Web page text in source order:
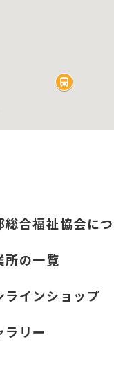
総合福祉協会に
所の一覧
ラインショップ
ラリー